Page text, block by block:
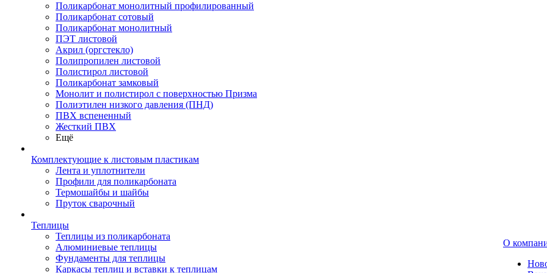
Поликарбонат монолитный профилированный
Поликарбонат сотовый
Поликарбонат монолитный
ПЭТ листовой
Акрил (оргстекло)
Полипропилен листовой
Полистирол листовой
Поликарбонат замковый
Монолит и полистирол с поверхностью Призма
Полиэтилен низкого давления (ПНД)
ПВХ вспененный
Жесткий ПВХ
Ещё
Комплектующие к листовым пластикам
Лента и уплотнители
Профили для поликарбоната
Термошайбы и шайбы
Пруток сварочный
Теплицы
Теплицы из поликарбоната
Алюминиевые теплицы
Фундаменты для теплицы
Каркасы теплиц и вставки к теплицам
О